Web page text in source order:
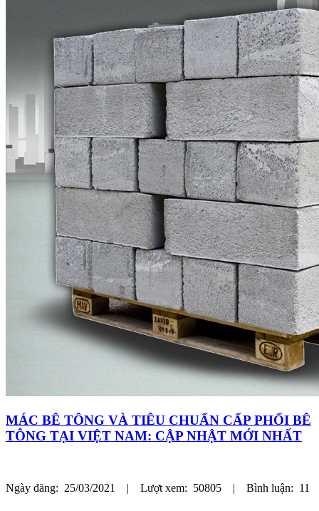
MÁC BÊ TÔNG VÀ TIÊU CHUẨN CẤP PHỐI BÊ
TÔNG TẠI VIỆT NAM: CẬP NHẬT MỚI NHẤT
Ngày đăng: 25/03/2021 | Lượt xem: 50805 | Bình luận: 11